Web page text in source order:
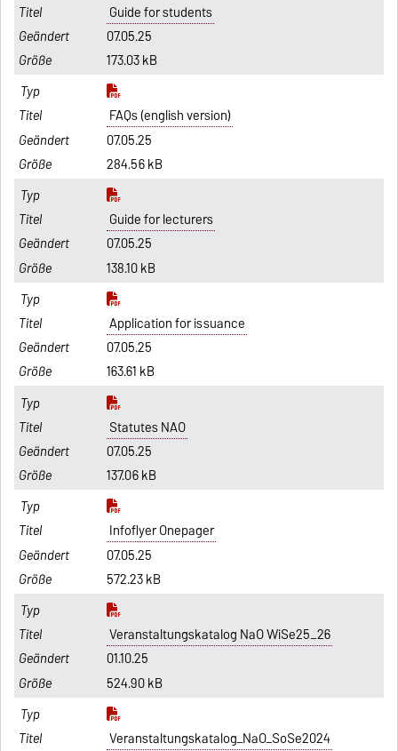
Guide for students
07.05.25
173.03 kB
FAQs (english version)
07.05.25
284.56 kB
Guide for lecturers
07.05.25
138.10 kB
Application for issuance
07.05.25
163.61 kB
Statutes NAO
07.05.25
137.06 kB
Infoflyer Onepager
07.05.25
572.23 kB
Veranstaltungskatalog NaO WiSe25_26
01.10.25
524.90 kB
Veranstaltungskatalog_NaO_SoSe2024